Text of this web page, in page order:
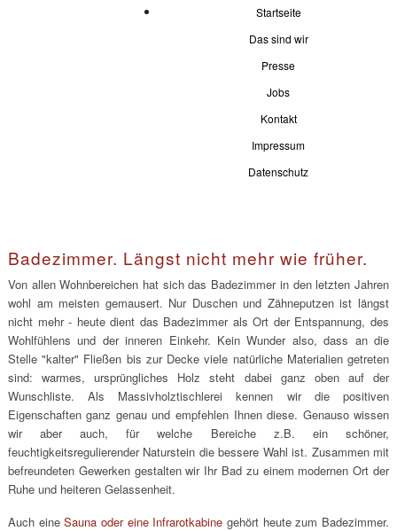
Startseite
Das sind wir
Presse
Jobs
Kontakt
Impressum
Datenschutz
Badezimmer. Längst nicht mehr wie früher.
Von allen Wohnbereichen hat sich das Badezimmer in den letzten Jahren
wohl am meisten gemausert. Nur Duschen und Zähneputzen ist längst
nicht mehr - heute dient das Badezimmer als Ort der Entspannung, des
Wohlfühlens und der inneren Einkehr. Kein Wunder also, dass an die
Stelle "kalter" Fließen bis zur Decke viele natürliche Materialien getreten
sind: warmes, ursprüngliches Holz steht dabei ganz oben auf der
Wunschliste. Als Massivholztischlerei kennen wir die positiven
Eigenschaften ganz genau und empfehlen Ihnen diese. Genauso wissen
wir aber auch, für welche Bereiche z.B. ein schöner,
feuchtigkeitsregulierender Naturstein die bessere Wahl ist. Zusammen mit
befreundeten Gewerken gestalten wir Ihr Bad zu einem modernen Ort der
Ruhe und heiteren Gelassenheit.
Auch eineSauna oder eine Infrarotkabine gehört heute zum Badezimmer.